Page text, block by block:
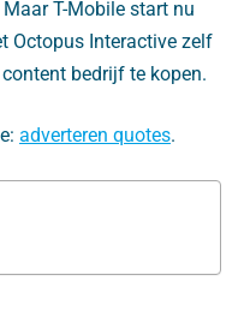
T-Mobile start nu
Octopus Interactive zelf
bedrijf te kopen.
adverteren quotes.